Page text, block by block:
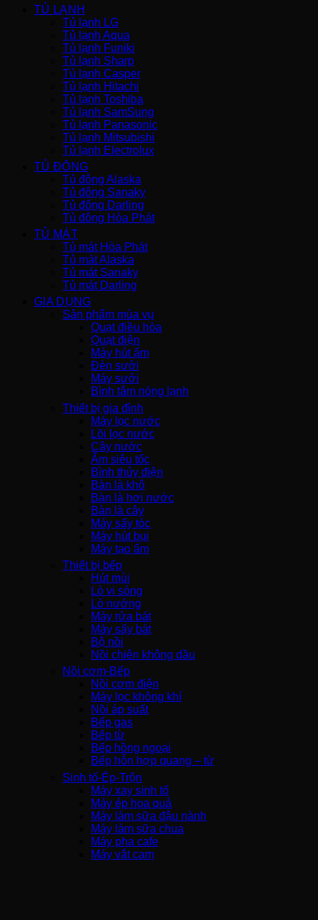
TỦ LẠNH
Tủ lạnh LG
Tủ lạnh Aqua
Tủ lạnh Funiki
Tủ lạnh Sharp
Tủ lạnh Casper
Tủ lạnh Hitachi
Tủ lạnh Toshiba
Tủ lạnh SamSung
Tủ lạnh Panasonic
Tủ lạnh Mitsubishi
Tủ lạnh Electrolux
TỦ ĐÔNG
Tủ đông Alaska
Tủ đông Sanaky
Tủ đông Darling
Tủ đông Hòa Phát
TỦ MÁT
Tủ mát Hòa Phát
Tủ mát Alaska
Tủ mát Sanaky
Tủ mát Darling
GIA DỤNG
Sản phẩm mùa vụ
Quạt điều hòa
Quạt điện
Máy hút ẩm
Đèn sưởi
Máy sưởi
Bình tắm nóng lạnh
Thiết bị gia đình
Máy lọc nước
Lõi lọc nước
Cây nước
Ấm siêu tốc
Bình thủy điện
Bàn là khô
Bàn là hơi nước
Bàn là cây
Máy sấy tóc
Máy hút bụi
Máy tạo ẩm
Thiết bị bếp
Hút mùi
Lò vi sóng
Lò nướng
Máy rửa bát
Máy sấy bát
Bộ nồi
Nồi chiên không dầu
Nồi cơm-Bếp
Nồi cơm điện
Máy lọc không khí
Nồi áp suất
Bếp gas
Bếp từ
Bếp hồng ngoại
Bếp hỗn hợp quang – từ
Sinh tố-Ép-Trộn
Máy xay sinh tố
Máy ép hoa quả
Máy làm sữa đậu nành
Máy làm sữa chua
Máy pha cafe
Máy vắt cam